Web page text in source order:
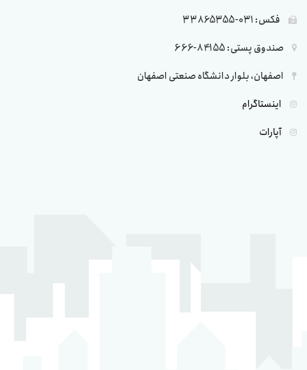
فکس: 031-33865355
صندوق پستی: 84155-666
اصفهان، بلوار دانشگاه صنعتی اصفهان
اینستاگرام
آپارات